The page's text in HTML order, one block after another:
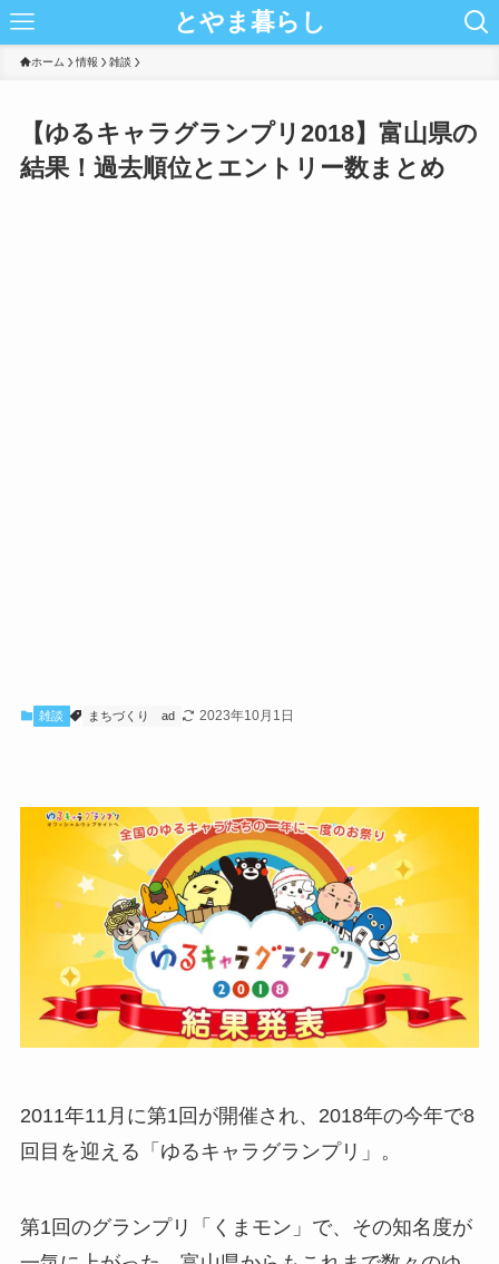
とやま暮らし
ホーム 情報 雑談
【ゆるキャラグランプリ2018】富山県の
結果！過去順位とエントリー数まとめ
雑談 まちづくり ad 2023年10月1日
2011年11月に第1回が開催され、2018年の今年で8
回目を迎える「ゆるキャラグランプリ」。
第1回のグランプリ「くまモン」で、その知名度が